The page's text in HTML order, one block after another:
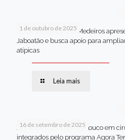
1 de outubro de 2025
Em Brasília, Andréa Medeiros
Jaboatão e busca apoio para
atípicas
Leia mais
16 de setembro de 2025
Jaboatão lidera Pernambuco em
integrados pelo programa Agora